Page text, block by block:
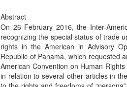
Abstract
On 26 February 2016, the Inter-
recognizing the special status of trade
rights in the American in Advisory
Republic of Panama, which requested
American Convention on Human
in relation to several other articles in